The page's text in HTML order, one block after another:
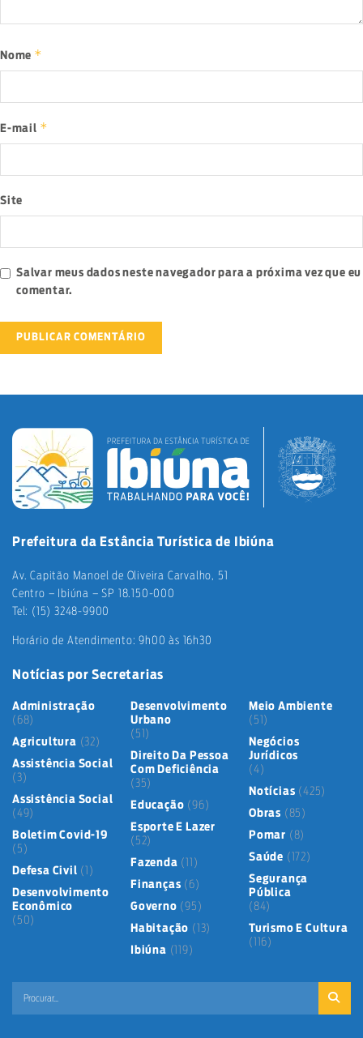
Nome *
E-mail *
Site
Salvar meus dados neste navegador para a próxima vez que eu
comentar.
Prefeitura da Estância Turística de Ibiúna
Av. Capitão Manoel de Oliveira Carvalho, 51
Centro – Ibiúna – SP 18.150-000
Tel: (15) 3248-9900
Horário de Atendimento: 9h00 às 16h30
Notícias por Secretarias
Administração
(68)
Agricultura (32)
Assistência Social
(3)
Assistência Social
(49)
Boletim Covid-19
(5)
Defesa Civil (1)
Desenvolvimento
Econômico
(50)
Desenvolvimento
Urbano
(51)
Direito Da Pessoa
Com Deficiência
(35)
Educação (96)
Esporte E Lazer
(52)
Fazenda (11)
Finanças (6)
Governo (95)
Habitação (13)
Ibiúna (119)
Meio Ambiente
(51)
Negócios
Jurídicos
(4)
Notícias (425)
Obras (85)
Pomar (8)
Saúde (172)
Segurança
Pública
(84)
Turismo E Cultura
(116)